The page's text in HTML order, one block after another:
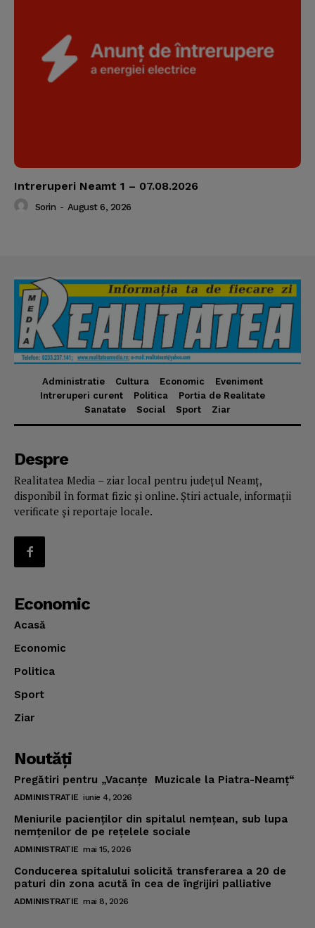
Intreruperi Neamt 1 – 07.08.2026
Sorin - August 6, 2026
Administratie Cultura Economic
Eveniment
Intreruperi curent
Politica
Portia de Realitate
Sanatate
Social Sport Ziar
Despre
Realitatea Media – ziar local pentru județul Neamț,
disponibil în format fizic și online. Știri actuale, informații
verificate și reportaje locale.
Economic
Acasă
Economic
Politica
Sport
Ziar
Noutăţi
Pregătiri pentru „Vacanţe Muzicale la Piatra-Neamţ“
ADMINISTRATIE iunie 4, 2026
Meniurile pacienţilor din spitalul nemţean, sub lupa
nemţenilor de pe reţelele sociale
ADMINISTRATIE mai 15, 2026
Conducerea spitalului solicită transferarea a 20 de
paturi din zona acută în cea de îngrijiri palliative
ADMINISTRATIE mai 8, 2026